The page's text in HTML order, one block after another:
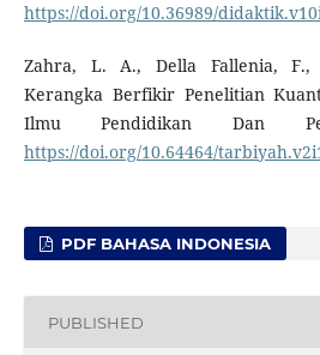
https://doi.org/10.36989/
Zahra, L. A., Della Fallenia,
Kerangka Berfikir Penelitian
Ilmu Pendidikan Dan
https://doi.org/10.64464/
PDF BAHASA INDONESIA
PUBLISHED